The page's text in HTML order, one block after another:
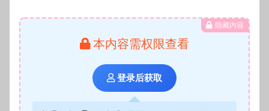
隐藏内容
本内容需权限查看
登录后获取